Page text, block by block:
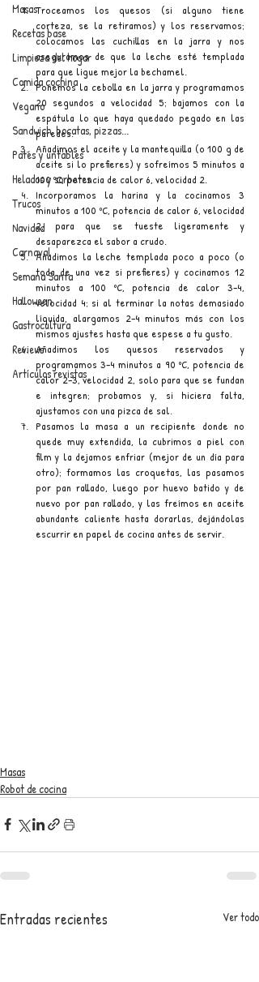
Masas
Recetas base
Limpieza del hogar
Comida cochina
Vegano
Sandwich, bocatas, pizzas...
Patés y untables
Helados y sorbetes
Trucos
Navidad
Carnaval
Semana Santa
Halloween
Gastrocultura
Reviews
Artículos revistas
Troceamos los quesos (si alguno tiene
corteza, se la retiramos) y los reservamos;
colocamos las cuchillas en la jarra y nos
aseguramos de que la leche esté templada
para que ligue mejor la bechamel.
Ponemos la cebolla en la jarra y programamos
20 segundos a velocidad 5; bajamos con la
espátula lo que haya quedado pegado en las
paredes.
Añadimos el aceite y la mantequilla (o 100 g de
aceite si lo prefieres) y sofreímos 5 minutos a
100 ºC, potencia de calor 6, velocidad 2.
Incorporamos la harina y la cocinamos 3
minutos a 100 ºC, potencia de calor 6, velocidad
2, para que se tueste ligeramente y
desaparezca el sabor a crudo.
Añadimos la leche templada poco a poco (o
toda de una vez si prefieres) y cocinamos 12
minutos a 100 ºC, potencia de calor 3–4,
velocidad 4; si al terminar la notas demasiado
líquida, alargamos 2–4 minutos más con los
mismos ajustes hasta que espese a tu gusto.
Añadimos los quesos reservados y
programamos 3–4 minutos a 90 ºC, potencia de
calor 2–3, velocidad 2, solo para que se fundan
e integren; probamos y, si hiciera falta,
ajustamos con una pizca de sal.
Pasamos la masa a un recipiente donde no
quede muy extendida, la cubrimos a piel con
film y la dejamos enfriar (mejor de un día para
otro); formamos las croquetas, las pasamos
por pan rallado, luego por huevo batido y de
nuevo por pan rallado, y las freímos en aceite
abundante caliente hasta dorarlas, dejándolas
escurrir en papel de cocina antes de servir.
Masas
Robot de cocina
Entradas recientes Ver todo